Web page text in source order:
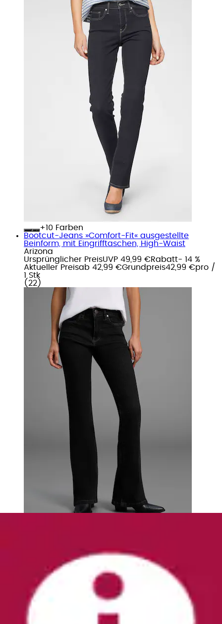
+
Farben
Bootcut-Jeans »Comfort-Fit« ausgestellte
Beinform, mit Eingrifftaschen, High-Waist
Arizona
Ursprünglicher PreisUVP 49,99 €Rabatt- 14 %
Aktueller Preisab 42,99 €Grundpreis42,99 €pro /
1 Stk
( 22 )
Beinform, niedrige Leibhöhe, ...
Ursprünglicher Preis
UVP 39,99 €Rabatt
Aktueller Preis
34,99 € Grundpreis34,99 €
1 Stk
10)